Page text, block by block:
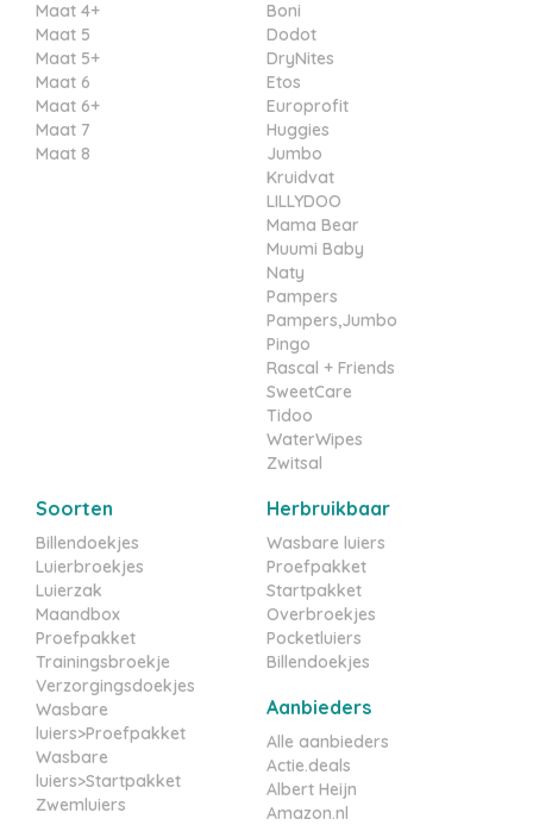
Maat 4+
Maat 5
Maat 5+
Maat 6
Maat 6+
Maat 7
Maat 8
Boni
Dodot
DryNites
Etos
Europrofit
Huggies
Jumbo
Kruidvat
LILLYDOO
Mama Bear
Muumi Baby
Naty
Pampers
Pampers,Jumbo
Pingo
Rascal + Friends
SweetCare
Tidoo
WaterWipes
Zwitsal
Soorten
Billendoekjes
Luierbroekjes
Luierzak
Maandbox
Proefpakket
Trainingsbroekje
Verzorgingsdoekjes
Wasbare
luiers>Proefpakket
Wasbare
luiers>Startpakket
Zwemluiers
Herbruikbaar
Wasbare luiers
Proefpakket
Startpakket
Overbroekjes
Pocketluiers
Billendoekjes
Aanbieders
Alle aanbieders
Actie.deals
Albert Heijn
Amazon.nl